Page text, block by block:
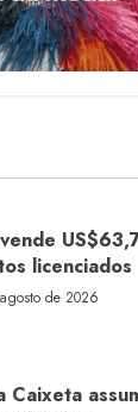
de 2026
licenciados
de 2026
Caixeta